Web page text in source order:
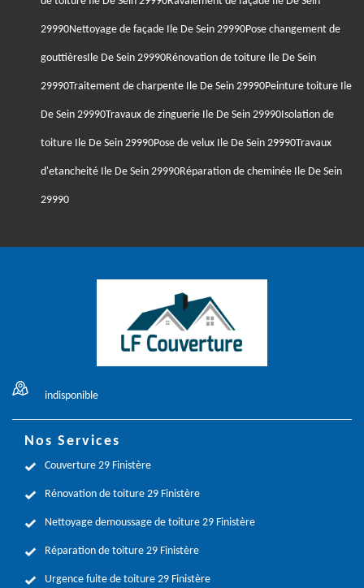
29990Nettoyage de façade Ile De Sein 29990Pose changement de
gouttièresIle De Sein 29990Rénovation de toiture Ile De Sein
29990Traitement de charpente Ile De Sein 29990Peinture toiture Ile
De Sein 29990Travaux de zinguerie Ile De Sein 29990Isolation de
toiture Ile De Sein 29990Pose de velux Ile De Sein 29990Travaux
d'etancheité Ile De Sein 29990Réparation de cheminée Ile De Sein
29990
indisponible
Nos Services
Couverture 29 Finistère
Rénovation de toiture 29 Finistère
Nettoyage demoussage de toiture 29 Finistère
Réparation de toiture 29 Finistère
Urgence fuite de toiture 29 Finistère